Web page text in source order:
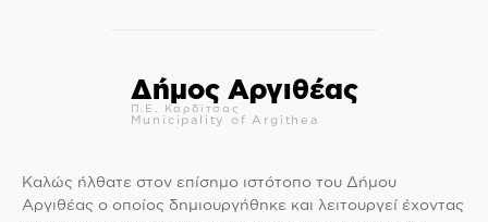
Δήμος Αργιθέας
Π.Ε. Καρδίτσας
Municipality of Argithea
Καλώς ήλθατε στον επίσημο ιστότοπο του Δήμου
Αργιθέας ο οποίος δημιουργήθηκε και λειτουργεί έχοντας